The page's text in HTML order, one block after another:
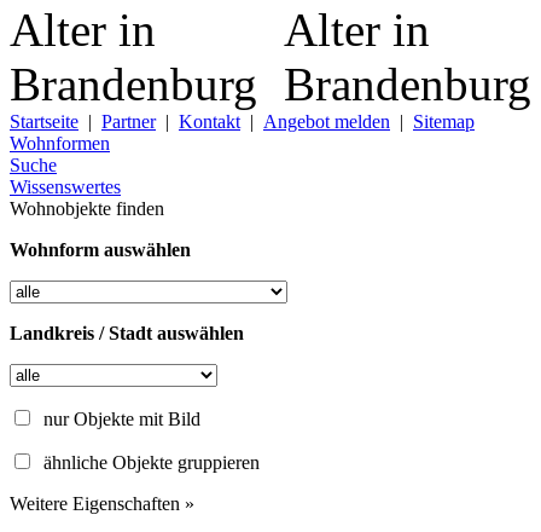
Startseite | Partner| Kontakt | Angebot melden | Sitemap
Wohnformen
Suche
Wissenswertes
Wohnobjekte finden
Wohnform auswählen
Landkreis / Stadt auswählen
nur Objekte mit Bild
ähnliche Objekte gruppieren
Weitere Eigenschaften »